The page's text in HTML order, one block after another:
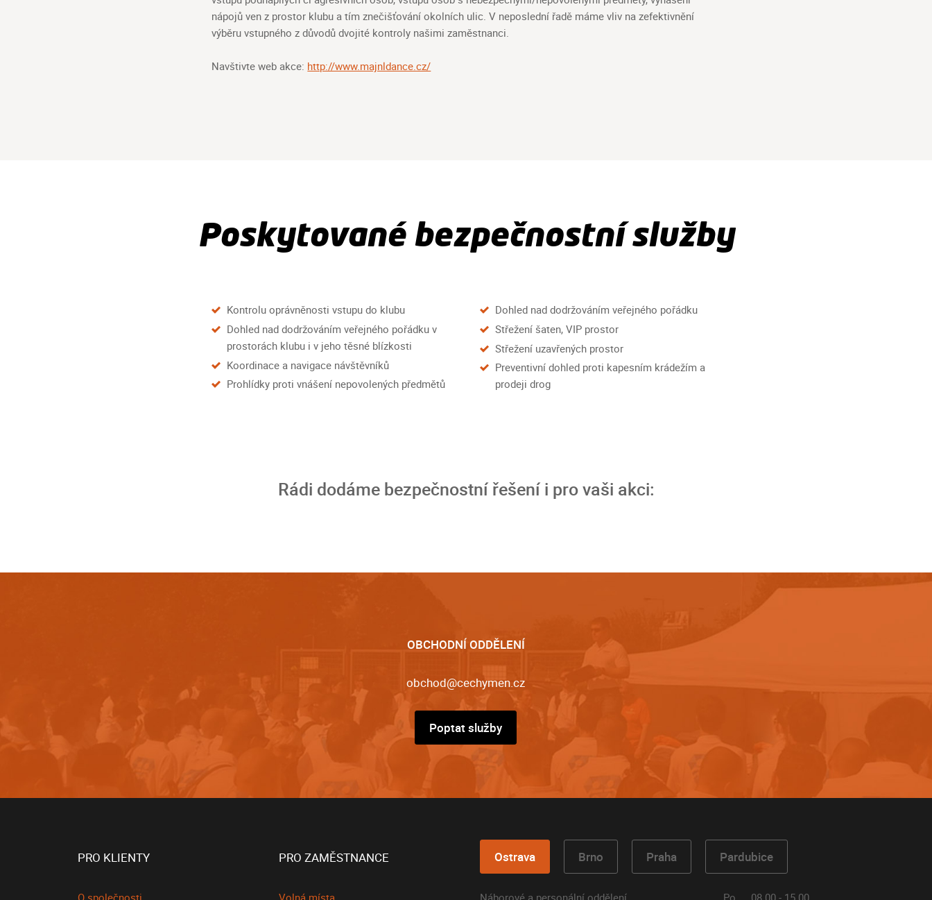
nápojů ven z prostor klubu a tím znečišťování okolních ulic. V neposlední řadě máme vliv na zefektivnění
výběru vstupného z důvodů dvojité kontroly našimi zaměstnanci.
Navštivte web akce: http://www.majnldance.cz/
Poskytované bezpečnostní služby
Kontrolu oprávněnosti vstupu do klubu
Dohled nad dodržováním veřejného pořádku v
prostorách klubu i v jeho těsné blízkosti
Koordinace a navigace návštěvníků
Prohlídky proti vnášení nepovolených předmětů
Dohled nad dodržováním veřejného pořádku
Střežení šaten, VIP prostor
Střežení uzavřených prostor
Preventivní dohled proti kapesním krádežím a
prodeji drog
Rádi dodáme bezpečnostní řešení i pro vaši akci:
OBCHODNÍ ODDĚLENÍ
obchod@cechymen.cz
Poptat služby
PRO KLIENTY
O společnosti
PRO ZAMĚSTNANCE
Volná místa
Ostrava Brno Praha Pardubice
Náborové a personální oddělení Po 08.00 - 15.00